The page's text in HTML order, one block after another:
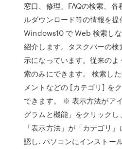
窓口、修理、FAQの検索、
ルダウンロード等の情報を提
Windows10 で Web 検索し
紹介します。タスクバーの
示になっています。従来の
索のみにできます。 検索し
メントなどの [カテゴリ] を
できます。 ※ 表示方法がア
グラムと機能」をクリックし
「表示方法」が「カテゴリ
認し. パソコンにインストー